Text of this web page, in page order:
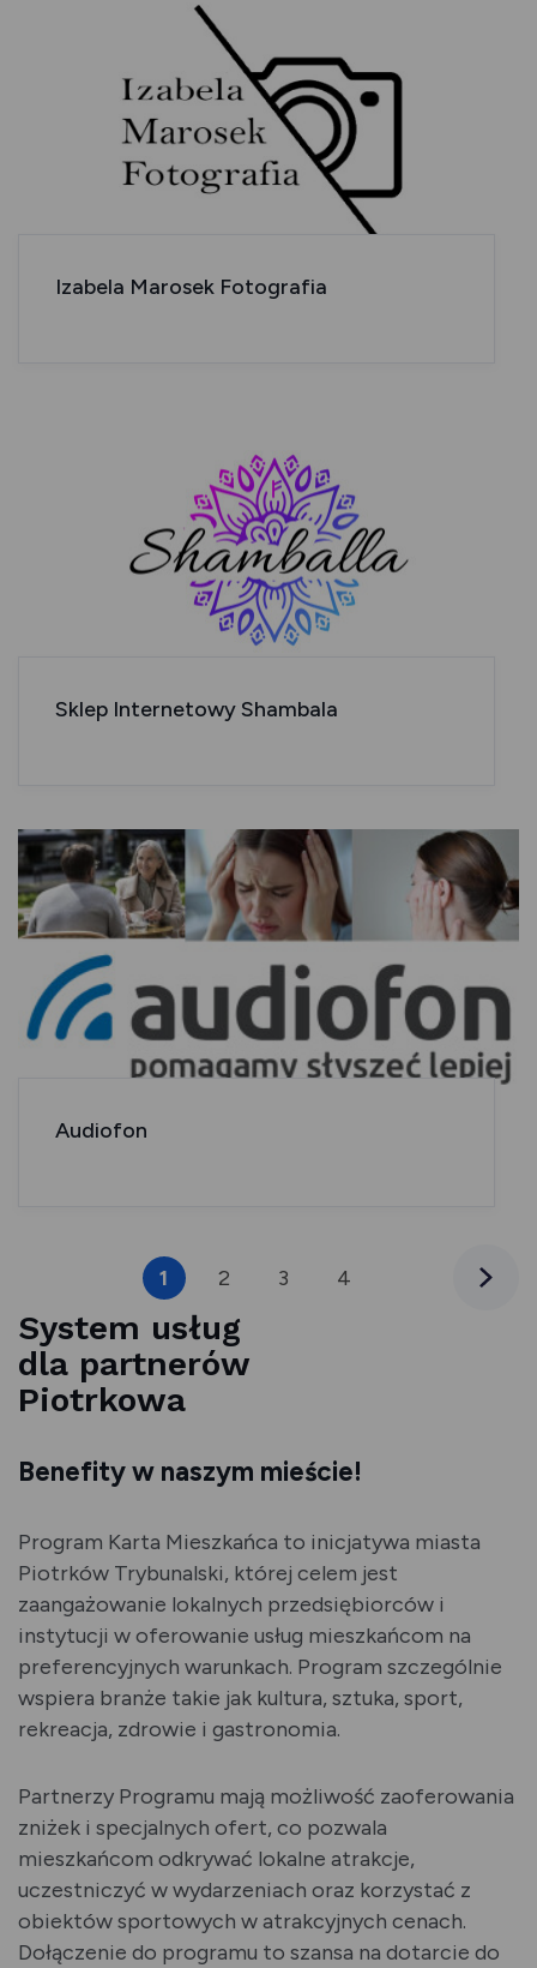
Izabela Marosek Fotografia
Sklep Internetowy Shambala
Audiofon
1 2 3 4
System usług
dla partnerów
Piotrkowa
Benefity w naszym mieście!
Program Karta Mieszkańca to inicjatywa miasta
Piotrków Trybunalski, której celem jest
zaangażowanie lokalnych przedsiębiorców i
instytucji w oferowanie usług mieszkańcom na
preferencyjnych warunkach. Program szczególnie
wspiera branże takie jak kultura, sztuka, sport,
rekreacja, zdrowie i gastronomia.
Partnerzy Programu mają możliwość zaoferowania
zniżek i specjalnych ofert, co pozwala
mieszkańcom odkrywać lokalne atrakcje,
uczestniczyć w wydarzeniach oraz korzystać z
obiektów sportowych w atrakcyjnych cenach.
Dołączenie do programu to szansa na dotarcie do